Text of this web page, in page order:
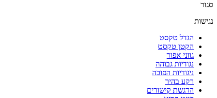
סגור
נגישות
הגדל טקסט
הקטן טקסט
גווני אפור
נגודיות גבוהה
ניגודיות הפוכה
רקע בהיר
הדגשת קישורים